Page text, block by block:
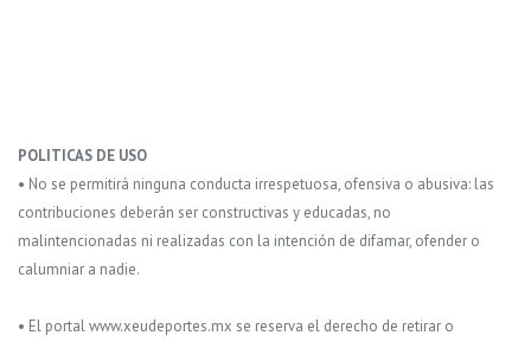
POLITICAS DE USO
• No se permitirá ninguna conducta irrespetuosa, ofensiva o abusiva: las
contribuciones deberán ser constructivas y educadas, no
malintencionadas ni realizadas con la intención de difamar, ofender o
calumniar a nadie.
• El portal www.xeudeportes.mx se reserva el derecho de retirar o